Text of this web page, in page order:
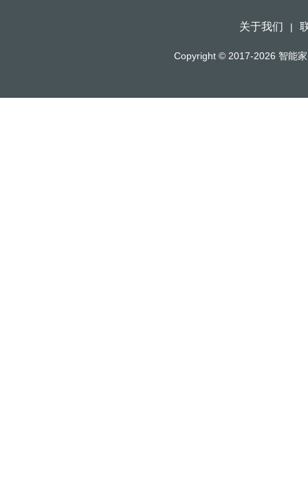
关于我们 |
Copyright © 2017-2026 智能